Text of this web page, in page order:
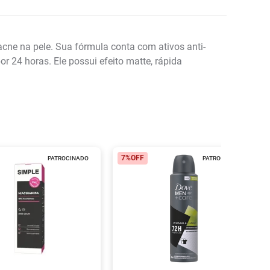
na pele. Sua fórmula conta com ativos anti-
24 horas. Ele possui efeito matte, rápida
PATROCINADO PATROCINADO
7%OFF